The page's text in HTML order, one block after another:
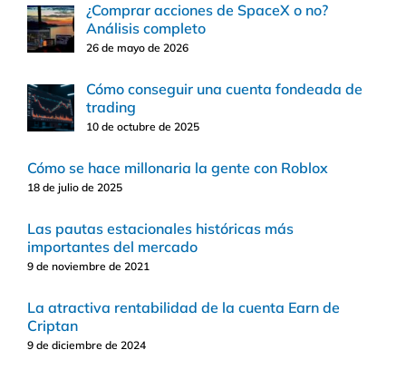
¿Comprar acciones de SpaceX o no?
Análisis completo
26 de mayo de 2026
Cómo conseguir una cuenta fondeada de
trading
10 de octubre de 2025
Cómo se hace millonaria la gente con Roblox
18 de julio de 2025
Las pautas estacionales históricas más
importantes del mercado
9 de noviembre de 2021
La atractiva rentabilidad de la cuenta Earn de
Criptan
9 de diciembre de 2024